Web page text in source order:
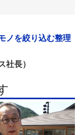
ノを絞り込む整理
社長）